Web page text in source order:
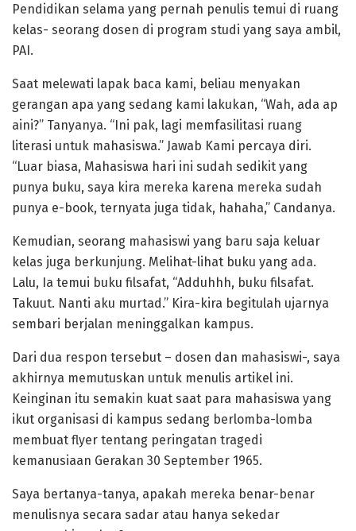
Pendidikan selama yang pernah penulis temui di ruang
kelas- seorang dosen di program studi yang saya ambil,
PAI.
Saat melewati lapak baca kami, beliau menyakan
gerangan apa yang sedang kami lakukan, “Wah, ada ap
aini?” Tanyanya. “Ini pak, lagi memfasilitasi ruang
literasi untuk mahasiswa.” Jawab Kami percaya diri.
“Luar biasa, Mahasiswa hari ini sudah sedikit yang
punya buku, saya kira mereka karena mereka sudah
punya e-book, ternyata juga tidak, hahaha,” Candanya.
Kemudian, seorang mahasiswi yang baru saja keluar
kelas juga berkunjung. Melihat-lihat buku yang ada.
Lalu, Ia temui buku filsafat, “Adduhhh, buku filsafat.
Takuut. Nanti aku murtad.” Kira-kira begitulah ujarnya
sembari berjalan meninggalkan kampus.
Dari dua respon tersebut – dosen dan mahasiswi-, saya
akhirnya memutuskan untuk menulis artikel ini.
Keinginan itu semakin kuat saat para mahasiswa yang
ikut organisasi di kampus sedang berlomba-lomba
membuat flyer tentang peringatan tragedi
kemanusiaan Gerakan 30 September 1965.
Saya bertanya-tanya, apakah mereka benar-benar
menulisnya secara sadar atau hanya sekedar